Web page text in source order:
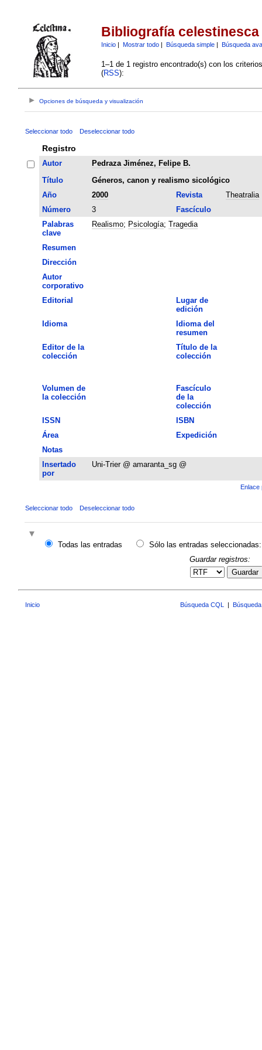
Bibliografía celestinesca
Inicio| Mostrar todo| Búsqueda simple| Búsqueda
1–1 de 1 registro encontrado(s) con los
(RSS):
Opciones de búsqueda y visualización
Seleccionar todo Deseleccionar todo
Registro
Autor
Pedraza Jiménez, Felipe B.
Título
Géneros, canon y realismo sicológico
Año
2000 Revista
Theatralia
Número
3
Fascículo
Palabras
clave
Realismo; Psicología; Tragedia
Resumen
Dirección
Autor
corporativo
Editorial
Lugar de
edición
Idioma
Idioma del
resumen
Editor de la
colección
Título de la
colección
Volumen de
la colección
Fascículo
de la
colección
ISSN
ISBN
Área
Expedición
Notas
Insertado
por
Uni-Trier @ amaranta_sg @
Enlace
Seleccionar todo Deseleccionar todo
Todas las entradas
Sólo las entradas seleccionadas:
Guardar registros:
Guardar
Inicio Búsqueda CQL